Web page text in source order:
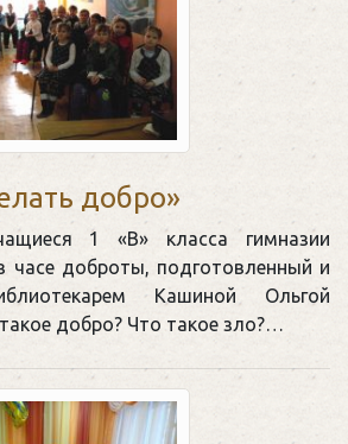
добро»
1 «В» класса гимназии
часе доброты, подготовленный и
Кашиной Ольгой
добро? Что такое зло?…